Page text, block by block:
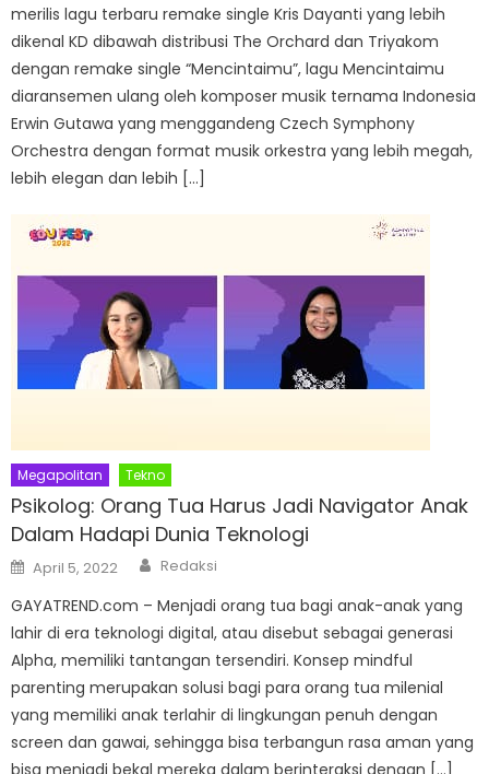
merilis lagu terbaru remake single Kris Dayanti yang lebih
dikenal KD dibawah distribusi The Orchard dan Triyakom
dengan remake single “Mencintaimu”, lagu Mencintaimu
diaransemen ulang oleh komposer musik ternama Indonesia
Erwin Gutawa yang menggandeng Czech Symphony
Orchestra dengan format musik orkestra yang lebih megah,
lebih elegan dan lebih […]
Megapolitan Tekno
Psikolog: Orang Tua Harus Jadi Navigator Anak
Dalam Hadapi Dunia Teknologi
Posted
on
April 5, 2022 Author
Redaksi
GAYATREND.com – Menjadi orang tua bagi anak-anak yang
lahir di era teknologi digital, atau disebut sebagai generasi
Alpha, memiliki tantangan tersendiri. Konsep mindful
parenting merupakan solusi bagi para orang tua milenial
yang memiliki anak terlahir di lingkungan penuh dengan
screen dan gawai, sehingga bisa terbangun rasa aman yang